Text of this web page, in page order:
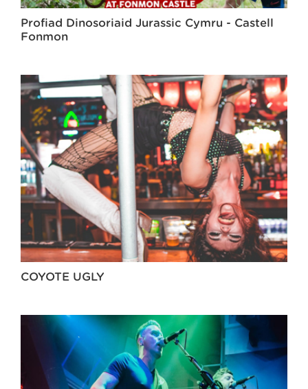
Profiad Dinosoriaid Jurassic Cymru - Castell
Fonmon
COYOTE UGLY